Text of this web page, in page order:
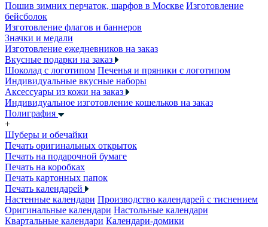
Пошив зимних перчаток, шарфов в Москве Изготовление
бейсболок
Изготовление флагов и баннеров
Значки и медали
Изготовление ежедневников на заказ
Вкусные подарки на заказ
Шоколад с логотипом Печенья и пряники с логотипом
Индивидуальные вкусные наборы
Аксессуары из кожи на заказ
Индивидуальное изготовление кошельков на заказ
Полиграфия
+
Шуберы и обечайки
Печать оригинальных открыток
Печать на подарочной бумаге
Печать на коробках
Печать картонных папок
Печать календарей
Настенные календари Производство календарей с тиснением
Оригинальные календари Настольные календари
Квартальные календари Календари-домики